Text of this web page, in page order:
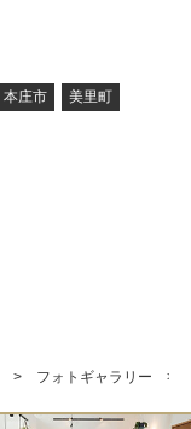
本庄市 美里町
フォトギャラリー